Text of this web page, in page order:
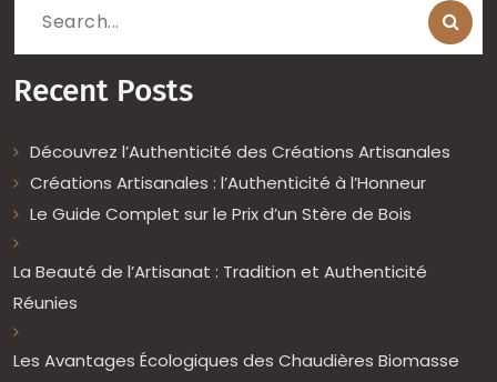
Search
Recent Posts
Découvrez l’Authenticité des Créations Artisanales
Créations Artisanales : l’Authenticité à l’Honneur
Le Guide Complet sur le Prix d’un Stère de Bois
La Beauté de l’Artisanat : Tradition et Authenticité
Réunies
Les Avantages Écologiques des Chaudières Biomasse